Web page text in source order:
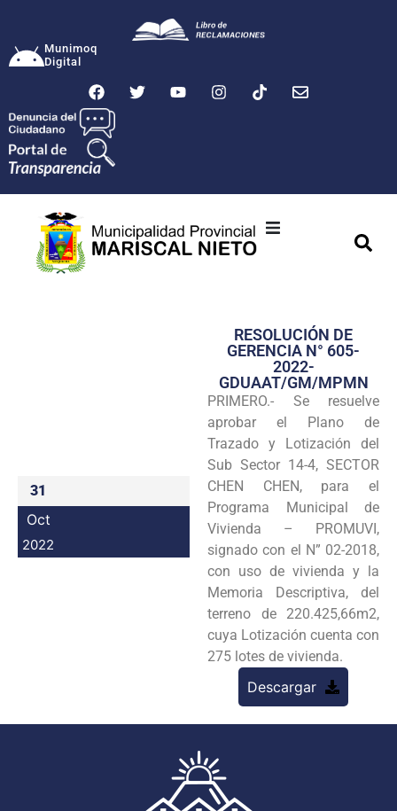
Munimoq
Digital
Transparencia
Seguridad
Programas
Intranet
31
Oct
2022
RESOLUCIÓN DE
GERENCIA N° 605-
2022-
GDUAAT/GM/MPMN
PRIMERO.- Se resuelve
aprobar el Plano de
Trazado y Lotización del
Sub Sector 14-4, SECTOR
CHEN CHEN, para el
Programa Municipal de
Vivienda – PROMUVI,
signado con el N” 02-2018,
con uso de vivienda y la
Memoria Descriptiva, del
terreno de 220.425,66m2,
cuya Lotización cuenta con
275 lotes de vivienda.
Descargar